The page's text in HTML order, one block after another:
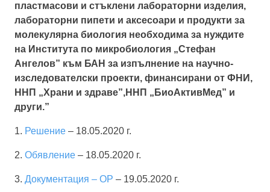
пластмасови и стъклени лабораторни изделия,
лабораторни пипети и аксесоари и продукти за
молекулярна биология необходима за нуждите
на Института по микробиология „Стефан
Ангелов” към БАН за изпълнение на научно-
изследователски проекти, финансирани от ФНИ,
ННП „Храни и здраве”,ННП „БиоАктивМед” и
други.”
1. Решение – 18.05.2020 г.
2. Обявление – 18.05.2020 г.
3. Документация – OP – 19.05.2020 г.